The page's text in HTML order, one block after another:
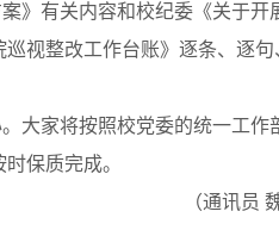
》有关内容和校纪委《关于开
视整改工作台账》逐条、逐
大家将按照校党委的统一工作
保质完成。
（通讯员